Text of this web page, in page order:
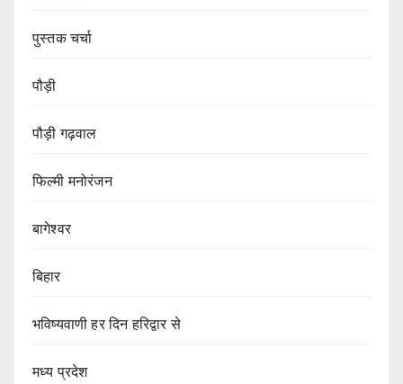
पुस्तक चर्चा
पौड़ी
पौड़ी गढ़वाल
फिल्मी मनोरंजन
बागेश्वर
बिहार
भविष्यवाणी हर दिन हरिद्वार से
मध्य प्रदेश